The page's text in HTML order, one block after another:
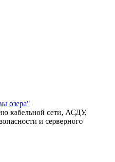
озера"
кабельной сети, АСДУ,
и серверного